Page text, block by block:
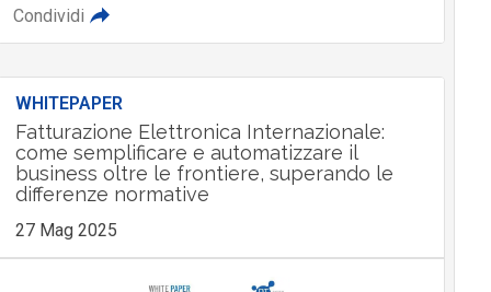
Condividi
WHITEPAPER
Fatturazione Elettronica Internazionale:
come semplificare e automatizzare il
business oltre le frontiere, superando le
differenze normative
27 Mag 2025